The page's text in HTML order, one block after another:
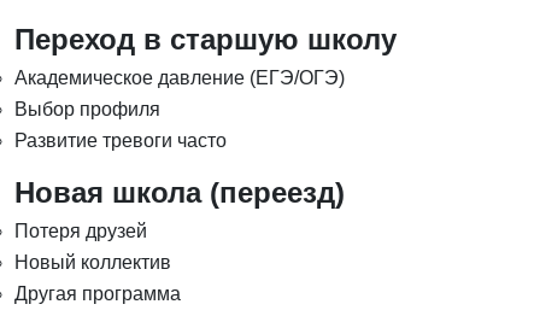
Переход в старшую школу
Академическое давление (ЕГЭ/ОГЭ)
Выбор профиля
Развитие тревоги часто
Новая школа (переезд)
Потеря друзей
Новый коллектив
Другая программа